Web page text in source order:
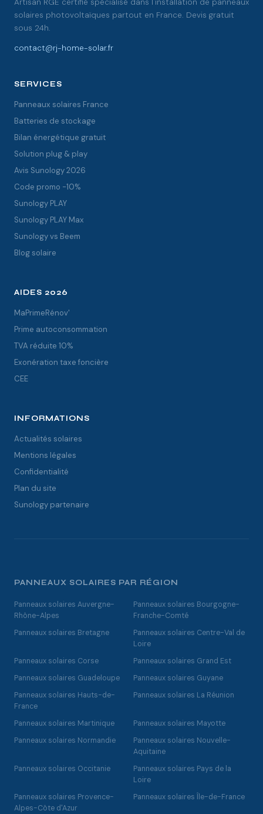
Artisan RGE certifié spécialisé dans l'installation de panneaux
solaires photovoltaïques partout en France. Devis gratuit
sous 24h.
contact@rj-home-solar.fr
SERVICES
Panneaux solaires France
Batteries de stockage
Bilan énergétique gratuit
Solution plug & play
Avis Sunology 2026
Code promo -10%
Sunology PLAY
Sunology PLAY Max
Sunology vs Beem
Blog solaire
AIDES 2026
MaPrimeRénov'
Prime autoconsommation
TVA réduite 10%
Exonération taxe foncière
CEE
INFORMATIONS
Actualités solaires
Mentions légales
Confidentialité
Plan du site
Sunology partenaire
PANNEAUX SOLAIRES PAR RÉGION
Panneaux solaires Auvergne-
Rhône-Alpes
Panneaux solaires Bourgogne-
Franche-Comté
Panneaux solaires Bretagne
Panneaux solaires Centre-Val de
Loire
Panneaux solaires Corse
Panneaux solaires Grand Est
Panneaux solaires Guadeloupe
Panneaux solaires Guyane
Panneaux solaires Hauts-de-
France
Panneaux solaires La Réunion
Panneaux solaires Martinique
Panneaux solaires Mayotte
Panneaux solaires Normandie
Panneaux solaires Nouvelle-
Aquitaine
Panneaux solaires Occitanie
Panneaux solaires Pays de la
Loire
Panneaux solaires Provence-
Alpes-Côte d'Azur
Panneaux solaires Île-de-France